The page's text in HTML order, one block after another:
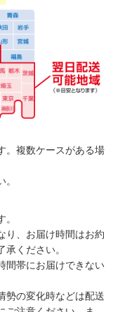
。複数ケースがある場
り、お届け時間はお約
ください。
間帯にお届けできない
勢の変化時などは配送